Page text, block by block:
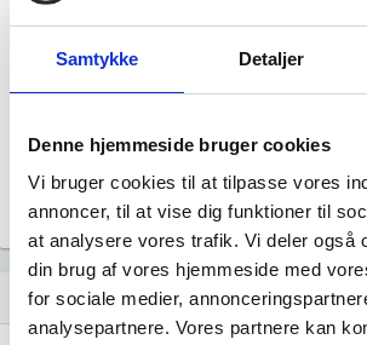
Samtykke Detaljer
Denne hjemmeside bruger cookies
Vi bruger cookies til at tilpasse vores
annoncer, til at vise dig funktioner til
at analysere vores trafik. Vi deler også
din brug af vores hjemmeside med
for sociale medier,
analysepartnere. Vores partnere kan
Årsrapporten 2023-12
Årsrapporten 2021-12
assignment Regnskaber